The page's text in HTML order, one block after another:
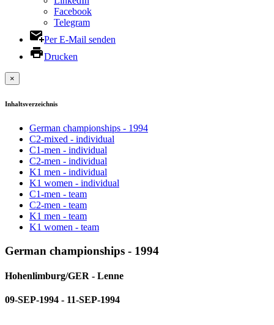
Facebook
Telegram
Per E-Mail senden
Drucken
×
Inhaltsverzeichnis
German championships - 1994
C2-mixed - individual
C1-men - individual
C2-men - individual
K1 men - individual
K1 women - individual
C1-men - team
C2-men - team
K1 men - team
K1 women - team
German championships - 1994
Hohenlimburg/GER - Lenne
09-SEP-1994 - 11-SEP-1994